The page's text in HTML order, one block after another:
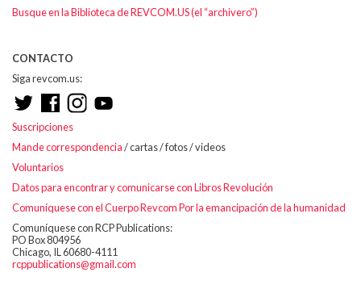
Busque en la Biblioteca de REVCOM.US (el “archivero”)
CONTACTO
Siga revcom.us:
Suscripciones
Mande correspondencia/ cartas / fotos / videos
Voluntarios
Datos para encontrar y comunicarse con Libros Revolución
Comuníquese con el Cuerpo Revcom Por la emancipación de la humanidad
Comuníquese con RCP Publications:
PO Box 804956
Chicago, IL 60680-4111
rcppublications@gmail.com